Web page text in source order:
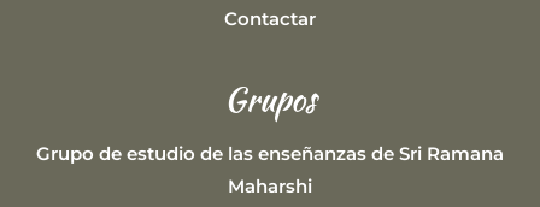
Contactar
Grupos
Grupo de estudio de las enseñanzas de Sri Ramana
Maharshi